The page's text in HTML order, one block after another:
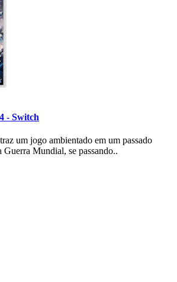
- Switch
um jogo ambientado em um passado
Guerra Mundial, se passando..